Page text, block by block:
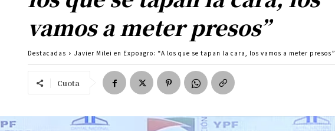
vamos a meter presos”
Destacadas Javier Milei en Expoagro: “A los que se tapan la cara, los vamos a meter presos”
Cuota